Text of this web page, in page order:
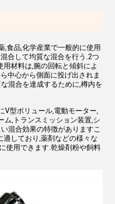
,食品,化学産業で一般的に使用
合して均質な混合を行う.2つ
材料は,腕の回転と傾斜によ
中心から側面に投げ出されま
混合を達成するために,樽内を
V型ボリュール,電動モーター,
ム,トランスミッション装置,シ
混合効果の特徴がありますこ
適しており,薬剤などの様々な
使用できます.乾燥剤粉や飼料